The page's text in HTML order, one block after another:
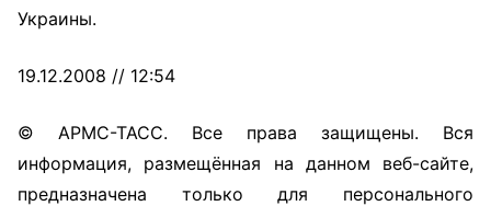
Украины.
19.12.2008 // 12:54
© АРМС-ТАСС. Все права защищены. Вся
информация, размещённая на данном веб-сайте,
предназначена только для персонального